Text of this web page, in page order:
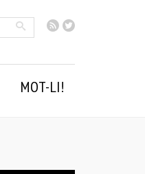
RSSTwitter
Cercar
MOT-LI!